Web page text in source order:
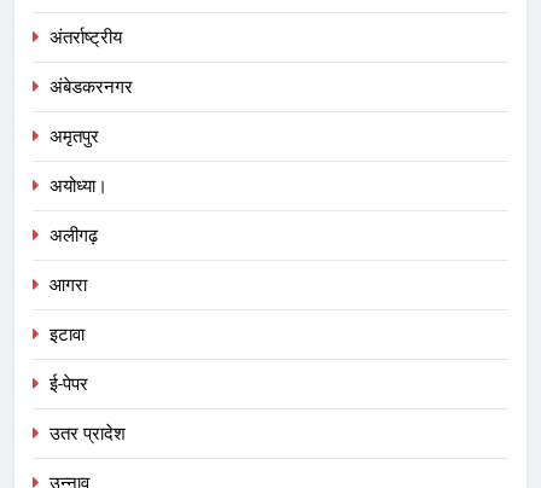
अंतर्राष्ट्रीय
अंबेडकरनगर
अमृतपुर
अयोध्या।
अलीगढ़
आगरा
इटावा
ई-पेपर
उतर प्रादेश
उन्नाव